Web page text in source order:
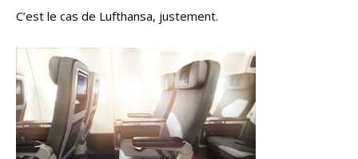
C’est le cas de Lufthansa, justement.